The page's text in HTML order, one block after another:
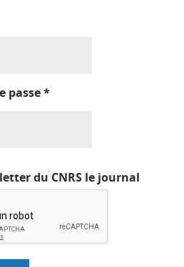
passe*
du CNRS le journal